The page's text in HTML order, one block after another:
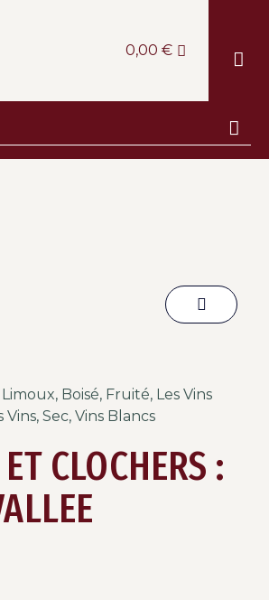
0,00 €
, Boisé, Fruité, Les Vins
Vins, Sec, Vins Blancs
CLOCHERS :